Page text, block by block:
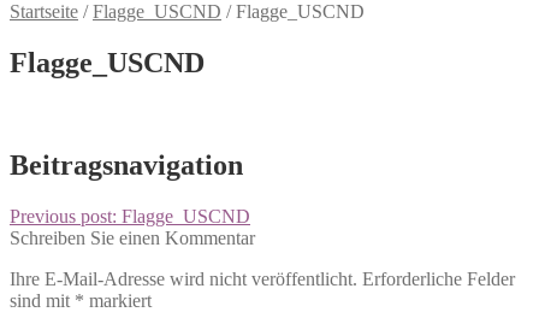
Startseite /Flagge_USCND /Flagge_USCND
Flagge_USCND
Beitragsnavigation
Previous post: Flagge_USCND
Schreiben Sie einen Kommentar
Ihre E-Mail-Adresse wird nicht veröffentlicht. Erforderliche Felder
sind mit * markiert